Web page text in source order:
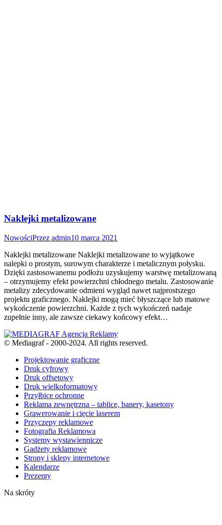
Naklejki metalizowane
NowościPrzez admin10 marca 2021
Naklejki metalizowane Naklejki metalizowane to wyjątkowe
nalepki o prostym, surowym charakterze i metalicznym połysku.
Dzięki zastosowanemu podłożu uzyskujemy warstwę metalizowaną
– otrzymujemy efekt powierzchni chłodnego metalu. Zastosowanie
metalizy zdecydowanie odmieni wygląd nawet najprostszego
projektu graficznego. Naklejki mogą mieć błyszczące lub matowe
wykończenie powierzchni. Każde z tych wykończeń nadaje
zupełnie inny, ale zawsze ciekawy końcowy efekt…
© Mediagraf - 2000-2024. All rights reserved.
Projektowanie graficzne
Druk cyfrowy
Druk offsetowy
Druk wielkoformatowy
Przyłbice ochronne
Reklama zewnętrzna – tablice, banery, kasetony
Grawerowanie i cięcie laserem
Przyczepy reklamowe
Fotografia Reklamowa
Systemy wystawiennicze
Gadżety reklamowe
Strony i sklepy internetowe
Kalendarze
Prezenty
Na skróty